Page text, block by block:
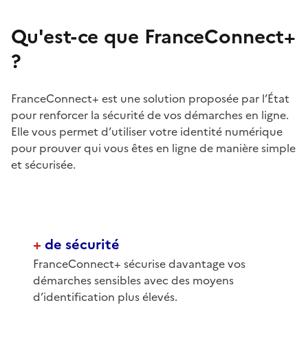
Qu'est-ce que FranceConnect+
?
FranceConnect+ est une solution proposée par l’État
pour renforcer la sécurité de vos démarches en ligne.
Elle vous permet d’utiliser votre identité numérique
pour prouver qui vous êtes en ligne de manière simple
et sécurisée.
+ de sécurité
FranceConnect+ sécurise davantage vos
démarches sensibles avec des moyens
d’identification plus élevés.